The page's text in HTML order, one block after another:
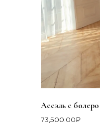
Ассэль с болеро
73,500.00₽